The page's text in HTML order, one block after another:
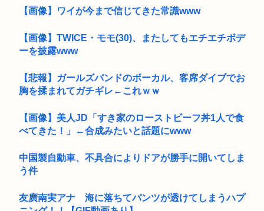
【画像】ワイが今まで信じてきた常識www
【画像】TWICE・モモ(30)、またしてもエチエチボデ
ーを披露www
【悲報】ガールズバンドのボーカル、客席ダイブでお
胸を揉まれてガチギレ←これｗｗ
【画像】美人JD「すき家のローストビーフ丼1人で食
べてきた！」←合成みたいと話題にwww
中国製自動車、不具合によりドアが勝手に開いてしま
う件
友廣南実アナ 海に落ちてパンツが透けてしまうハプ